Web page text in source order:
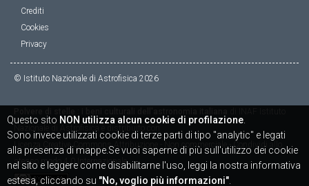
Crediti
Cookies
Privacy
© Istituto Nazionale di Astrofisica 2026
Licenza
Creative Commons Attribuzione - Non commerciale - Condividi allo
stesso modo 4.0 Internazionale
Questo sito NON utilizza alcun cookie di profilazione
Sono invece utilizzati cookie di terze parti di tipo "analytic" e legati
alla presenza di mappe.Se vuoi saperne di più sull'utilizzo dei cookie
nel sito e leggere come disabilitarne l'uso, leggi la nostra informativa
estesa, cliccando su "No, voglio più informazioni"